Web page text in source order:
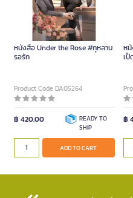
หนังสือ Under the Rose #กุหลาบ
รอรัก
Product Code DA05264
฿ 420.00
READY TO
SHIP
ADD TO CART
ห
เป็
฿